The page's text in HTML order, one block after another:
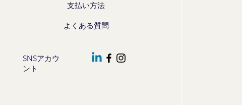
支払い方法
よくある質問
SNSアカウ
ント